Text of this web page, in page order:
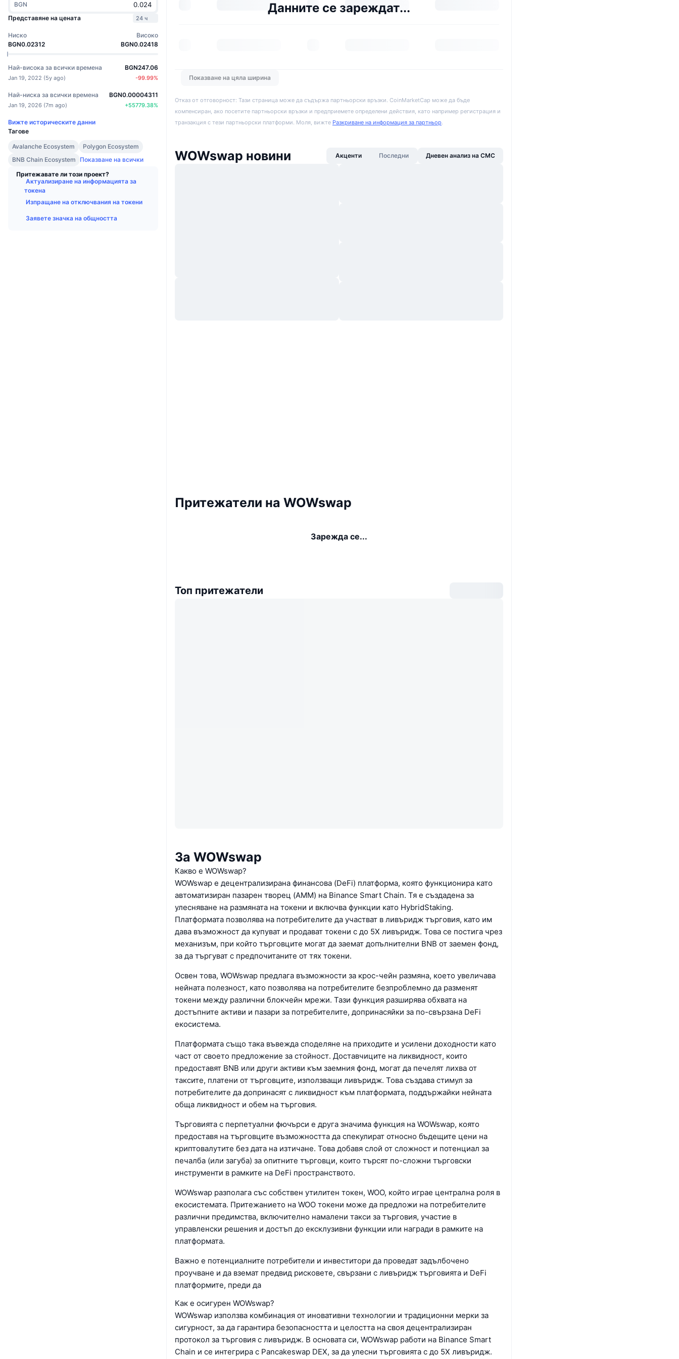
BGN
Представяне на цената
24 ч
Ниско
BGN0.02312
Високо
BGN0.02418
Най-висока за всички времена
Jan 19, 2022 (5y ago)
BGN247.06
-99.99%
Най-ниска за всички времена
Jan 19, 2026 (7m ago)
BGN0.00004311
+55779.38%
Вижте историческите данни
Тагове
Avalanche Ecosystem
Polygon Ecosystem
BNB Chain Ecosystem
Показване на всички
Притежавате ли този проект?
Актуализиране на информацията за
токена
Изпращане на отключвания на токени
Заявете значка на общността
Данните се зареждат...
Показване на цяла ширина
Отказ от отговорност: Тази страница може да съдържа партньорски връзки. CoinMarketCap може да бъде
компенсиран, ако посетите партньорски връзки и предприемете определени действия, като например регистрация и
транзакция с тези партньорски платформи. Моля, вижте Разкриване на информация за партньор.
WOWswap новини Акценти Последни Дневен анализ на CMC
Притежатели на WOWswap
Зарежда се...
Топ притежатели
За WOWswap
Какво е WOWswap?
WOWswap е децентрализирана финансова (DeFi) платформа, която функционира като
автоматизиран пазарен творец (AMM) на Binance Smart Chain. Тя е създадена за
улесняване на размяната на токени и включва функции като HybridStaking.
Платформата позволява на потребителите да участват в ливъридж търговия, като им
дава възможност да купуват и продават токени с до 5X ливъридж. Това се постига чрез
механизъм, при който търговците могат да заемат допълнителни BNB от заемен фонд,
за да търгуват с предпочитаните от тях токени.
Освен това, WOWswap предлага възможности за крос-чейн размяна, което увеличава
нейната полезност, като позволява на потребителите безпроблемно да разменят
токени между различни блокчейн мрежи. Тази функция разширява обхвата на
достъпните активи и пазари за потребителите, допринасяйки за по-свързана DeFi
екосистема.
Платформата също така въвежда споделяне на приходите и усилени доходности като
част от своето предложение за стойност. Доставчиците на ликвидност, които
предоставят BNB или други активи към заемния фонд, могат да печелят лихва от
таксите, платени от търговците, използващи ливъридж. Това създава стимул за
потребителите да допринасят с ликвидност към платформата, поддържайки нейната
обща ликвидност и обем на търговия.
Търговията с перпетуални фючърси е друга значима функция на WOWswap, която
предоставя на търговците възможността да спекулират относно бъдещите цени на
криптовалутите без дата на изтичане. Това добавя слой от сложност и потенциал за
печалба (или загуба) за опитните търговци, които търсят по-сложни търговски
инструменти в рамките на DeFi пространството.
WOWswap разполага със собствен утилитен токен, WOO, който играе централна роля в
екосистемата. Притежанието на WOO токени може да предложи на потребителите
различни предимства, включително намалени такси за търговия, участие в
управленски решения и достъп до ексклузивни функции или награди в рамките на
платформата.
Важно е потенциалните потребители и инвеститори да проведат задълбочено
проучване и да вземат предвид рисковете, свързани с ливъридж търговията и DeFi
платформите, преди да
Как е осигурен WOWswap?
WOWswap използва комбинация от иновативни технологии и традиционни мерки за
сигурност, за да гарантира безопасността и целостта на своя децентрализиран
протокол за търговия с ливъридж. В основата си, WOWswap работи на Binance Smart
Chain и се интегрира с Pancakeswap DEX, за да улесни търговията с до 5X ливъридж.